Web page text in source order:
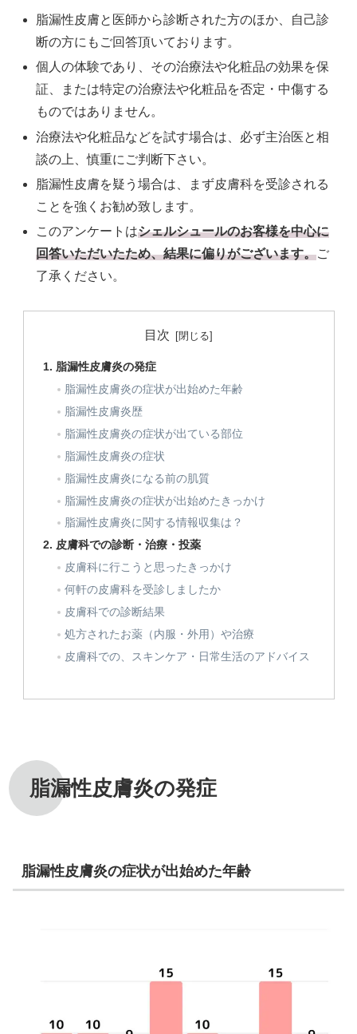
脂漏性皮膚と医師から診断された方のほか、自己診
断の方にもご回答頂いております。
個人の体験であり、その治療法や化粧品の効果を保
証、または特定の治療法や化粧品を否定・中傷する
ものではありません。
治療法や化粧品などを試す場合は、必ず主治医と相
談の上、慎重にご判断下さい。
脂漏性皮膚を疑う場合は、まず皮膚科を受診される
ことを強くお勧め致します。
このアンケートはシェルシュールのお客様を中心に
回答いただいたため、結果に偏りがございます。ご
了承ください。
目次
脂漏性皮膚炎の発症
脂漏性皮膚炎の症状が出始めた年齢
脂漏性皮膚炎歴
脂漏性皮膚炎の症状が出ている部位
脂漏性皮膚炎の症状
脂漏性皮膚炎になる前の肌質
脂漏性皮膚炎の症状が出始めたきっかけ
脂漏性皮膚炎に関する情報収集は？
皮膚科での診断・治療・投薬
皮膚科に行こうと思ったきっかけ
何軒の皮膚科を受診しましたか
皮膚科での診断結果
処方されたお薬（内服・外用）や治療
皮膚科での、スキンケア・日常生活のアドバイス
脂漏性皮膚炎の発症
脂漏性皮膚炎の症状が出始めた年齢